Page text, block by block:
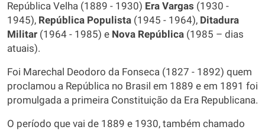
República Velha (1889 - 1930) Era Vargas (1930 -
1945), República Populista (1945 - 1964), Ditadura
Militar (1964 - 1985) e Nova República (1985 – dias
atuais).
Foi Marechal Deodoro da Fonseca (1827 - 1892) quem
proclamou a República no Brasil em 1889 e em 1891 foi
promulgada a primeira Constituição da Era Republicana.
O período que vai de 1889 e 1930, também chamado